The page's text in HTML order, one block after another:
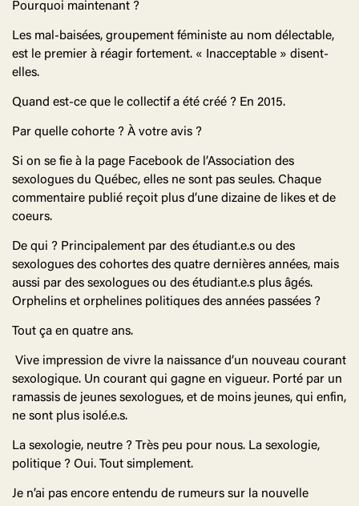
Pourquoi maintenant ?
Les mal-baisées, groupement féministe au nom délectable,
est le premier à réagir fortement. « Inacceptable » disent-
elles.
Quand est-ce que le collectif a été créé ? En 2015.
Par quelle cohorte ? À votre avis ?
Si on se fie à la page Facebook de l’Association des
sexologues du Québec, elles ne sont pas seules. Chaque
commentaire publié reçoit plus d’une dizaine de likes et de
coeurs.
De qui ? Principalement par des étudiant.e.s ou des
sexologues des cohortes des quatre dernières années, mais
aussi par des sexologues ou des étudiant.e.s plus âgés.
Orphelins et orphelines politiques des années passées ?
Tout ça en quatre ans.
Vive impression de vivre la naissance d’un nouveau courant
sexologique. Un courant qui gagne en vigueur. Porté par un
ramassis de jeunes sexologues, et de moins jeunes, qui enfin,
ne sont plus isolé.e.s.
La sexologie, neutre ? Très peu pour nous. La sexologie,
politique ? Oui. Tout simplement.
Je n’ai pas encore entendu de rumeurs sur la nouvelle